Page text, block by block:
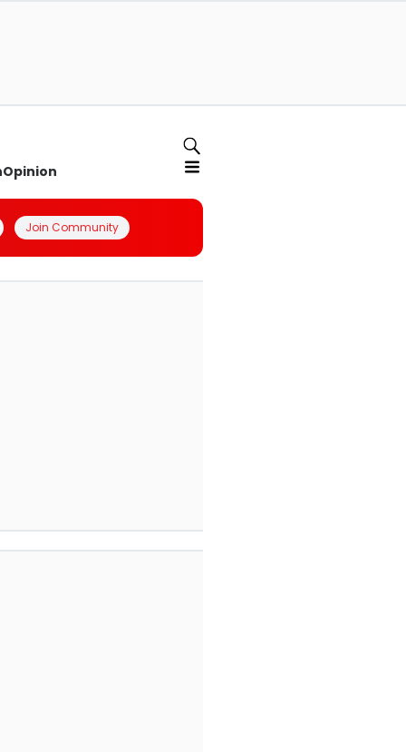
Opinion
Join Community